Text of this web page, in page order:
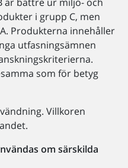
i grupp C, men
Produkterna innehåller
utfasningsämnen
som för betyg
Villkoren
om särskilda